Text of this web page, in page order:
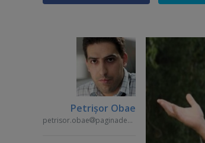
Petrişor Obae
petrisor.obae paginademedia.ro